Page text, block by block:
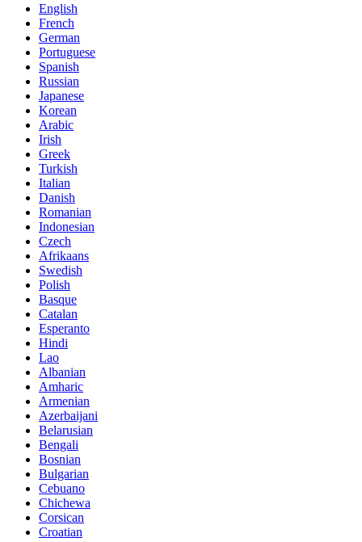
English
French
German
Portuguese
Spanish
Russian
Japanese
Korean
Arabic
Irish
Greek
Turkish
Italian
Danish
Romanian
Indonesian
Czech
Afrikaans
Swedish
Polish
Basque
Catalan
Esperanto
Hindi
Lao
Albanian
Amharic
Armenian
Azerbaijani
Belarusian
Bengali
Bosnian
Bulgarian
Cebuano
Chichewa
Corsican
Croatian